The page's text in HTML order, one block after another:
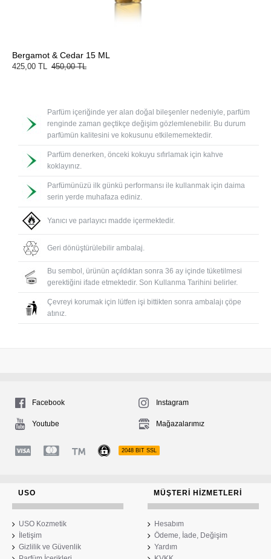
Bergamot & Cedar 15 ML
425,00 TL 450,00 TL
Parfüm içeriğinde yer alan doğal bileşenler nedeniyle, parfüm
renginde zaman geçtikçe değişim gözlemlenebilir. Bu durum
parfümün kalitesini ve kokusunu etkilememektedir.
Parfüm denerken, önceki kokuyu sıfırlamak için kahve
koklayınız.
Parfümünüzü ilk günkü performansı ile kullanmak için daima
serin yerde muhafaza ediniz.
Yanıcı ve parlayıcı madde içermektedir.
Geri dönüştürülebilir ambalaj.
Bu sembol, ürünün açıldıktan sonra 36 ay içinde tüketilmesi
gerektiğini ifade etmektedir. Son Kullanma Tarihini belirler.
Çevreyi korumak için lütfen işi bittikten sonra ambalajı çöpe
atınız.
Facebook Instagram
Youtube Mağazalarımız
2048 BIT SSL
USO
USO Kozmetik
İletişim
Gizlilik ve Güvenlik
MÜŞTERI HIZMETLERI
Hesabım
Ödeme, İade, Değişim
Yardım